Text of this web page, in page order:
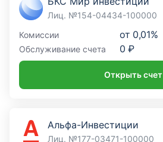
Лиц. №154-04434-100000
Комиссии
от 0,01%
Обслуживание счета 0 ₽
Открыть счет
Альфа-Инвестиции
Лиц. №177-03471-100000